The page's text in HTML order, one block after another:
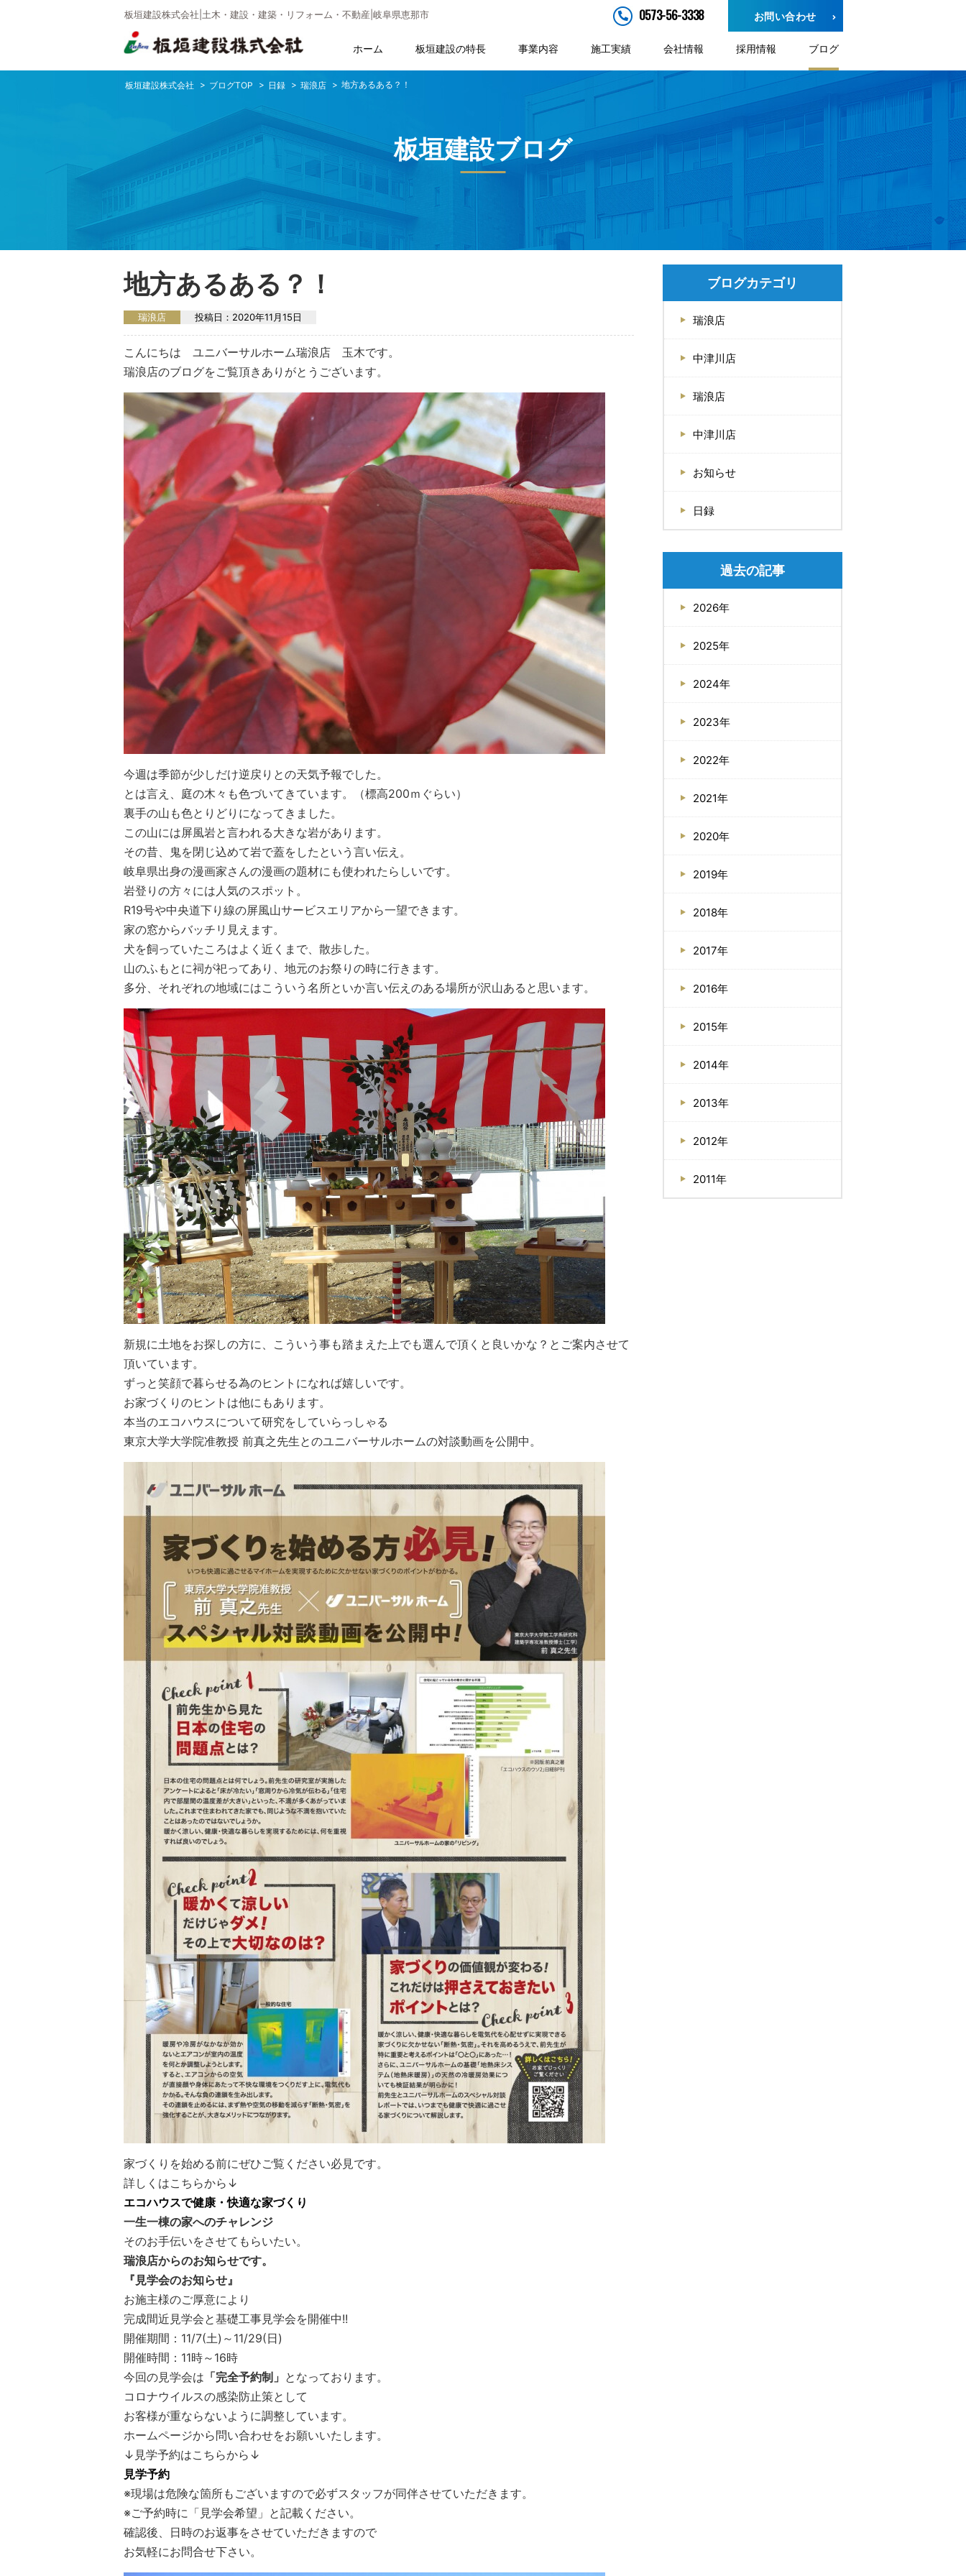
板垣建設株式会社|土木・建設・建築・リフォーム・不動産|岐阜県恵那市 0573-56-3338 お問い合わせ
ホーム 板垣建設の特長 事業内容 施工実績 会社情報 採用情報 ブログ
板垣建設ブログ
板垣建設株式会社 ブログTOP 日録 瑞浪店 地方あるある？！
地方あるある？！
瑞浪店 投稿日： 2020年11月15日
こんにちは ユニバーサルホーム瑞浪店 玉木です。
瑞浪店のブログをご覧頂きありがとうございます。
今週は季節が少しだけ逆戻りとの天気予報でした。
とは言え、庭の木々も色づいてきています。（標高200ｍぐらい）
裏手の山も色とりどりになってきました。
この山には屏風岩と言われる大きな岩があります。
その昔、鬼を閉じ込めて岩で蓋をしたという言い伝え。
岐阜県出身の漫画家さんの漫画の題材にも使われたらしいです。
岩登りの方々には人気のスポット。
R19号や中央道下り線の屏風山サービスエリアから一望できます。
家の窓からバッチリ見えます。
犬を飼っていたころはよく近くまで、散歩した。
山のふもとに祠が祀ってあり、地元のお祭りの時に行きます。
多分、それぞれの地域にはこういう名所といか言い伝えのある場所が沢山あると思います。
新規に土地をお探しの方に、こういう事も踏まえた上でも選んで頂くと良いかな？とご案内させて
頂いています。
ずっと笑顔で暮らせる為のヒントになれば嬉しいです。
お家づくりのヒントは他にもあります。
本当のエコハウスについて研究をしていらっしゃる
東京大学大学院准教授 前真之先生とのユニバーサルホームの対談動画を公開中。
家づくりを始める前にぜひご覧ください必見です。
詳しくはこちらから↓
エコハウスで健康・快適な家づくり
一生一棟の家へのチャレンジ
そのお手伝いをさせてもらいたい。
瑞浪店からのお知らせです。
『見学会のお知らせ』
お施主様のご厚意により
完成間近見学会と基礎工事見学会を開催中!!
開催期間：11/7(土)～11/29(日)
開催時間：11時～16時
今回の見学会は 「完全予約制」 となっております。
コロナウイルスの感染防止策として
お客様が重ならないように調整しています。
ホームページから問い合わせをお願いいたします。
↓見学予約はこちらから↓
見学予約
※現場は危険な箇所もございますので必ずスタッフが同伴させていただきます。
※ご予約時に「見学会希望」と記載ください。
確認後、日時のお返事をさせていただきますので
お気軽にお問合せ下さい。
ブログカテゴリ
瑞浪店
中津川店
瑞浪店
中津川店
お知らせ
日録
過去の記事
2026年
2025年
2024年
2023年
2022年
2021年
2020年
2019年
2018年
2017年
2016年
2015年
2014年
2013年
2012年
2011年